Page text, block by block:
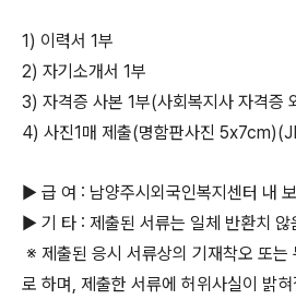
1) 이력서 1부
2) 자기소개서 1부
3) 자격증 사본 1부(사회복지사 자격증
4) 사진1매 제출(명함판사진
▶ 급 여 : 남양주시외국인복지센터 내
▶ 기 타 : 제출된 서류는 일체 반환치 않
※ 제출된 응시 서류상의 기재착오 또는
로 하며, 제출한 서류에 허위사실이 밝